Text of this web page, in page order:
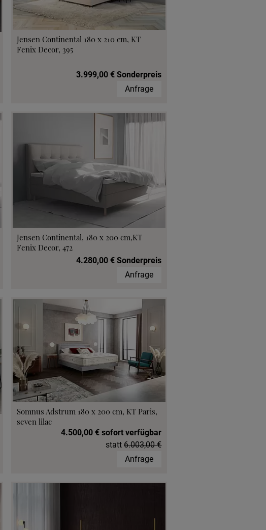
Jensen Continental 180 x 210 cm, KT
Fenix Decor, 395
3.999,00 € Sonderpreis
Anfrage
Jensen Continental, 180 x 200 cm,KT
Fenix Decor, 472
4.280,00 € Sonderpreis
Anfrage
Somnus Adstrum 180 x 200 cm, KT Paris,
seven lilac
4.500,00 € sofort verfügbar
statt6.003,00 €
Anfrage